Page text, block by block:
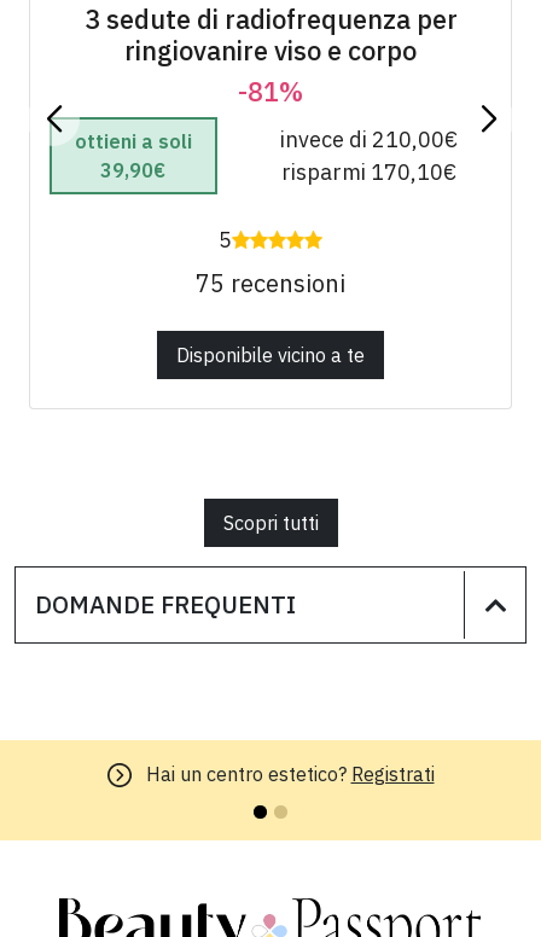
DOMANDE FREQUENTI
3 sedute di radiofrequenza per
ringiovanire viso e corpo
-81%
ottieni a soli
39,90€
invece di 210,00€
risparmi 170,10€
5
75 recensioni
Disponibile vicino a te
Scopri tutti
Hai un centro estetico?Registrati